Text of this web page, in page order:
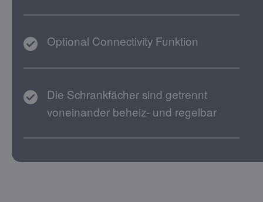
Optional Connectivity Funktion
Die Schrankfächer sind getrennt
voneinander beheiz- und regelbar